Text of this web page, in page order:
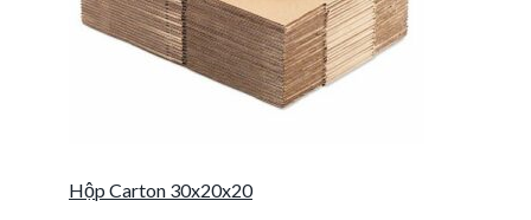
Hộp Carton 30x20x20